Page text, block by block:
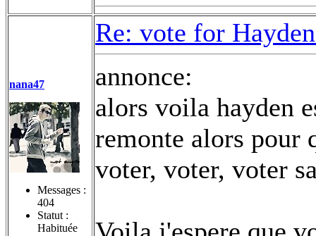
nana47
Messages :
404
Statut :
Habituée
Re: vote for
annonce:
alors voila hayden
remonte alors pour
voter, voter, voter